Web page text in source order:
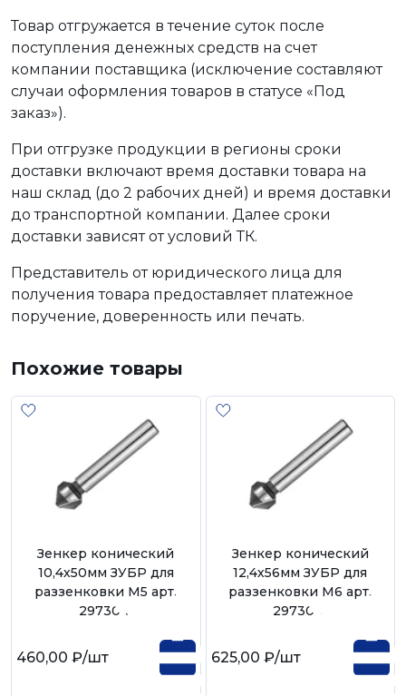
Товар отгружается в течение суток после
поступления денежных средств на счет
компании поставщика (исключение составляют
случаи оформления товаров в статусе «Под
заказ»).
При отгрузке продукции в регионы сроки
доставки включают время доставки товара на
наш склад (до 2 рабочих дней) и время доставки
до транспортной компании. Далее сроки
доставки зависят от условий ТК.
Представитель от юридического лица для
получения товара предоставляет платежное
поручение, доверенность или печать.
Похожие товары
Зенкер конический
10,4х50мм ЗУБР для
раззенковки М5 арт.
29730-5
460,00 ₽/шт
Зенкер конический
12,4х56мм ЗУБР для
раззенковки М6 арт.
29730-6
625,00 ₽/шт